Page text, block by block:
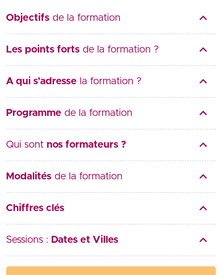
Objectifs de la formation
Les points forts de la formation ?
A qui s’adresse la formation ?
Programme de la formation
Qui sont nos formateurs ?
Modalités de la formation
Chiffres clés
Sessions : Dates et Villes